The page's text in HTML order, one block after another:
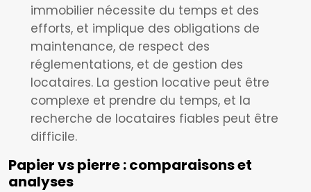
immobilier nécessite du temps et des
efforts, et implique des obligations de
maintenance, de respect des
réglementations, et de gestion des
locataires. La gestion locative peut être
complexe et prendre du temps, et la
recherche de locataires fiables peut être
difficile.
Papier vs pierre : comparaisons et
analyses